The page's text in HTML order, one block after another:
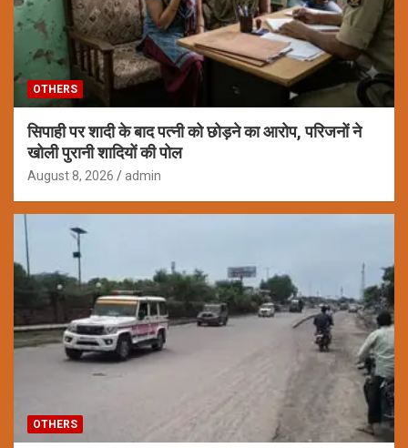
OTHERS
सिपाही पर शादी के बाद पत्नी को छोड़ने का आरोप, परिजनों ने
खोली पुरानी शादियों की पोल
August 8, 2026 admin
OTHERS